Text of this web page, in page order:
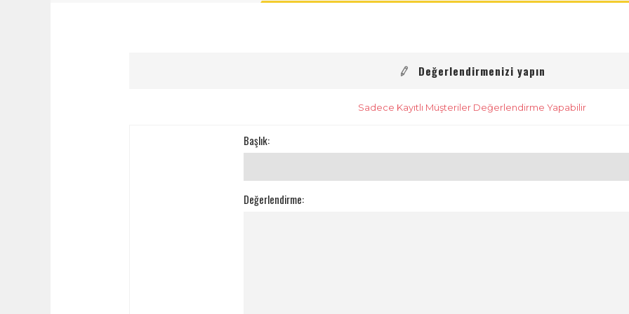
Değerlendirmenizi yapın
Sadece Kayıtlı Müşteriler Değerlendirme Yapabilir
Başlık:
Değerlendirme: